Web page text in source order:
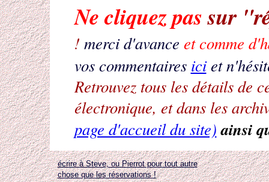
Ne cliquez passur
! merci d'avance et comme
vos commentaires iciet
Retrouvez tous les détails de
électronique, et dans les
page d'accueil du site) ainsi
écrire à Steve, ou Pierrot pour tout autre
chose que les réservations !